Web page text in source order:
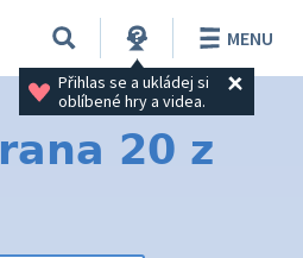
Přihlas se a ukládej si
oblíbené hry a videa.
MENU
20 z